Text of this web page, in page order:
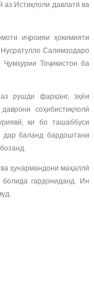
аз Истиқлоли давлатӣ ва
иҷроияи ҳокимияти
Салимзодаро
Тоҷикистон ба
рушди фарҳанг, эҳёи
соҳибистиқлолӣ
ки бо ташаббуси
дар баланд бардоштани
ҳунармандони маҳаллӣ
гардониданд. Ин